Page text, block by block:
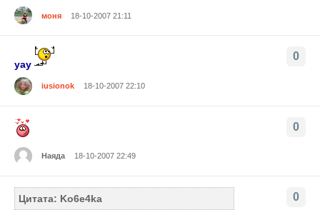
моня 18-10-2007 21:11
0
уау
iusionok 18-10-2007 22:10
0
Наяда 18-10-2007 22:49
0
Цитата: Ko6e4ka